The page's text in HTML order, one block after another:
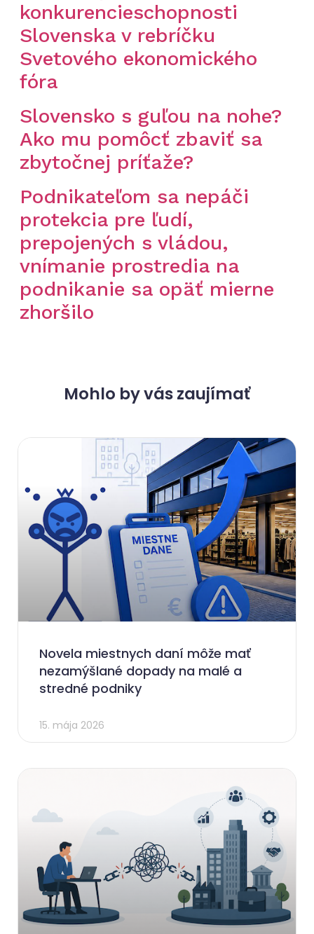
konkurencieschopnosti
Slovenska v rebríčku
Svetového ekonomického
fóra
Slovensko s guľou na nohe?
Ako mu pomôcť zbaviť sa
zbytočnej príťaže?
Podnikateľom sa nepáči
protekcia pre ľudí,
prepojených s vládou,
vnímanie prostredia na
podnikanie sa opäť mierne
zhoršilo
Mohlo by vás zaujímať
Novela miestnych daní môže mať
nezamýšlané dopady na malé a
stredné podniky
15. mája 2026